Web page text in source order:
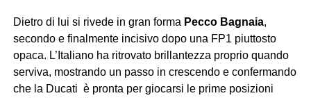
Dietro di lui si rivede in gran forma Pecco Bagnaia,
secondo e finalmente incisivo dopo una FP1 piuttosto
opaca. L’Italiano ha ritrovato brillantezza proprio quando
serviva, mostrando un passo in crescendo e confermando
che la Ducati è pronta per giocarsi le prime posizioni